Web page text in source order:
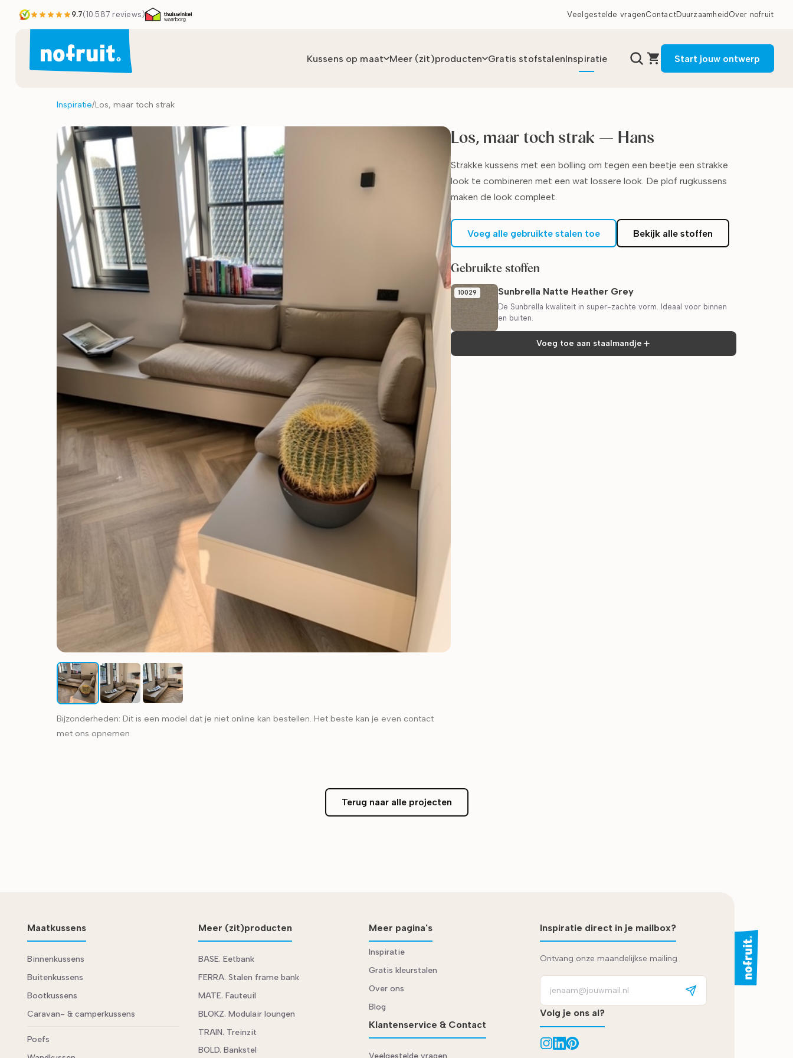
9.7(10.587 reviews) Veelgestelde vragenContactDuurzaamheid Over nofruit
Kussens op maat Meer (zit)producten Gratis stofstalenInspiratie Start jouw ontwerp
Inspiratie/Los, maar toch strak
Bijzonderheden: Dit is een model dat je niet online kan bestellen. Het beste kan je even contact
met ons opnemen
Los, maar toch strak — Hans
Strakke kussens met een bolling om tegen een beetje een strakke
look te combineren met een wat lossere look. De plof rugkussens
maken de look compleet.
Voeg alle gebruikte stalen toe Bekijk alle stoffen
Gebruikte stoffen
10029 Sunbrella Natte Heather Grey
De Sunbrella kwaliteit in super-zachte vorm. Ideaal voor binnen
en buiten.
Voeg toe aan staalmandje
Terug naar alle projecten
Maatkussens
Binnenkussens
Buitenkussens
Bootkussens
Caravan- & camperkussens
Poefs
Meer (zit)producten
BASE. Eetbank
FERRA. Stalen frame bank
MATE. Fauteuil
BLOKZ. Modulair loungen
TRAIN. Treinzit
BOLD. Bankstel
Meer pagina's
Inspiratie
Gratis kleurstalen
Over ons
Blog
Klantenservice & Contact
Inspiratie direct in je mailbox?
Ontvang onze maandelijkse mailing
Volg je ons al?